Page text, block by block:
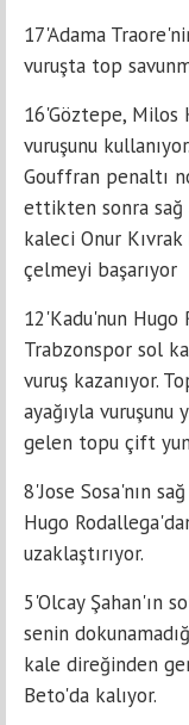
17'Adama
vuruşta top
16'Göztepe, Milos
vuruşunu
Gouffran penaltı
ettikten sonra sağ
kaleci Onur
çelmeyi başarıyor
12'Kadu'nun Hugo
Trabzonspor sol
vuruş kazanıyor.
ayağıyla vuruşunu
gelen topu çift
8'Jose Sosa'nın
Hugo
uzaklaştırıyor.
5'Olcay Şahan'ın
senin
kale direğinden
Beto'da kalıyor.